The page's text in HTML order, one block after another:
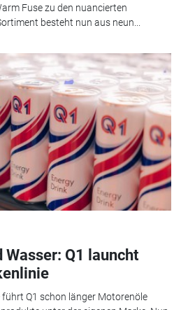
Fuse zu den nuancierten
besteht nun aus neun...
Wasser: Q1 launcht
Q1 schon länger Motorenöle